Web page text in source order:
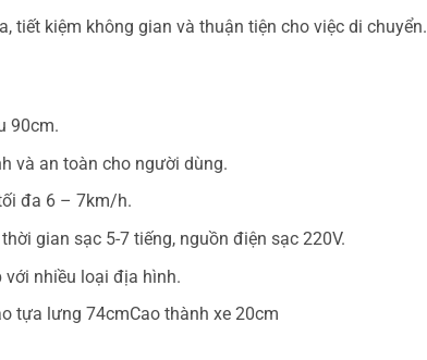
tiết kiệm không gian và thuận tiện cho việc di chuyển.
90cm.
và an toàn cho người dùng.
đa 6 – 7km/h.
gian sạc 5-7 tiếng, nguồn điện sạc 220V.
với nhiều loại địa hình.
tựa lưng 74cmCao thành xe 20cm